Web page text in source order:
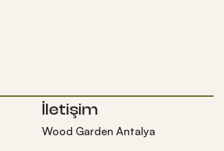
İletişim
Wood Garden Antalya